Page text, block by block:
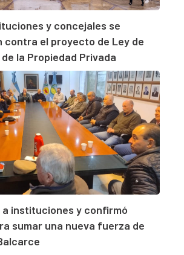
y concejales se
contra el proyecto de Ley de
la Propiedad Privada
a instituciones y confirmó
sumar una nueva fuerza de